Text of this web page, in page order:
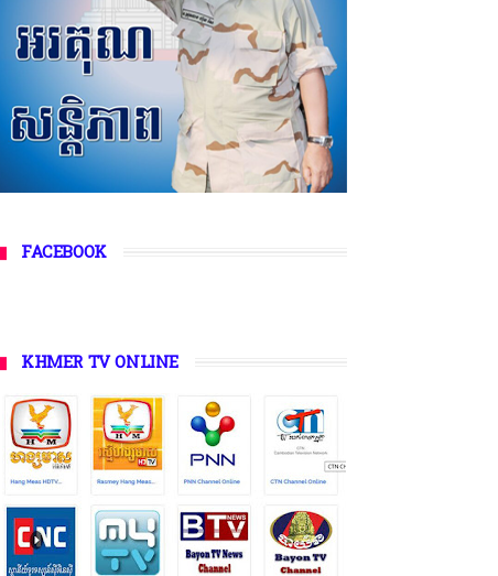
FACEBOOK
KHMER TV ONLINE